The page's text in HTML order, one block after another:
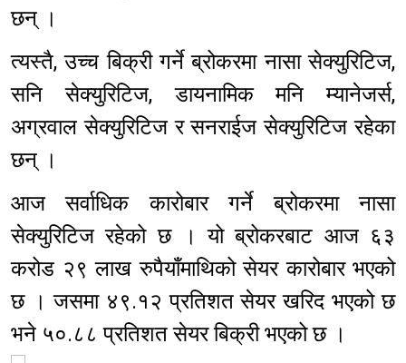
छन् ।
त्यस्तै, उच्च बिक्री गर्ने ब्रोकरमा नासा सेक्युरिटिज,
सनि सेक्युरिटिज, डायनामिक मनि म्यानेजर्स,
अग्रवाल सेक्युरिटिज र सनराईज सेक्युरिटिज रहेका
छन् ।
आज सर्वाधिक कारोबार गर्ने ब्रोकरमा नासा
सेक्युरिटिज रहेको छ । यो ब्रोकरबाट आज ६३
करोड २९ लाख रुपैयाँमाथिको सेयर कारोबार भएको
छ । जसमा ४९.१२ प्रतिशत सेयर खरिद भएको छ
भने ५०.८८ प्रतिशत सेयर बिक्री भएको छ ।